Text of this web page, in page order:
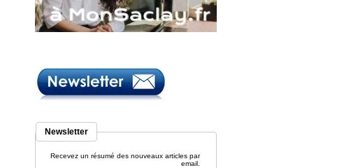
Newsletter
Recevez un résumé des nouveaux articles par
email.